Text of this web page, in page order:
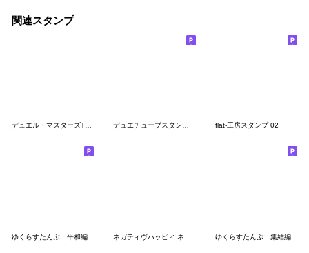
関連スタンプ
デュエル・マスターズTCG 第2弾 デュエチューブスタンプ 名場面BEST flat-工房スタンプ 02
ゆくらすたんぷ 平和編 ゆくらすたんぷ 集結編